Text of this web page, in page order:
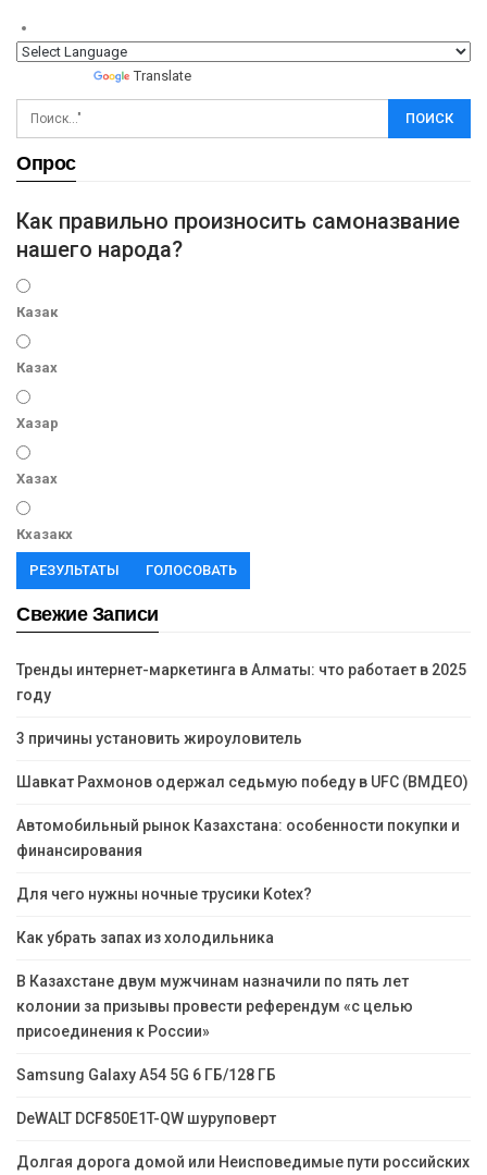
Translate
Опрос
Как правильно произносить самоназвание
нашего народа?
Казак
Казах
Хазар
Хазах
Кхазакх
РЕЗУЛЬТАТЫ ГОЛОСОВАТЬ
Свежие Записи
Тренды интернет-маркетинга в Алматы: что работает в 2025
году
3 причины установить жироуловитель
Шавкат Рахмонов одержал седьмую победу в UFC (ВМДЕО)
Автомобильный рынок Казахстана: особенности покупки и
финансирования
Для чего нужны ночные трусики Kotex?
Как убрать запах из холодильника
В Казахстане двум мужчинам назначили по пять лет
колонии за призывы провести референдум «с целью
присоединения к России»
Samsung Galaxy A54 5G 6 ГБ/128 ГБ
DeWALT DCF850E1T-QW шуруповерт
Долгая дорога домой или Неисповедимые пути российских